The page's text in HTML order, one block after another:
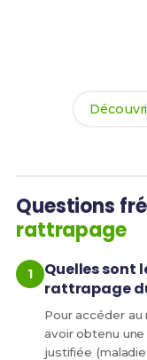
Questions
rattrapage
Quelles sont
rattrapage
Pour accéder
avoir obtenu
justifiée